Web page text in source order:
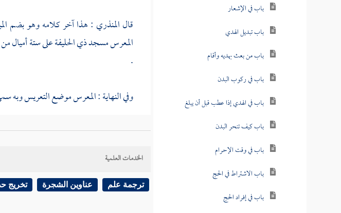
باب في الإشعار
باب تبديل الهدي
باب من بعث بهديه وأقام
باب في ركوب البدن
باب في الهدي إذا عطب قبل أن يبلغ
باب كيف تنحر البدن
باب في وقت الإحرام
باب الاشتراط في الحج
باب في إفراد الحج
قالالمنذري : هذا آخر كلامه وهو بضم
المعرس مسجدذي الحليفةعلى ستة أميال من
.
وفي النهاية : المعرس موضع التعريس
الخدمات العلمية
ترجمة علم عناوين الشجرة تخريج